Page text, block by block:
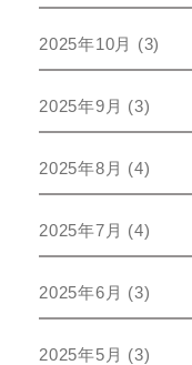
2025年10月 (3)
2025年9月 (3)
2025年8月 (4)
2025年7月 (4)
2025年6月 (3)
2025年5月 (3)